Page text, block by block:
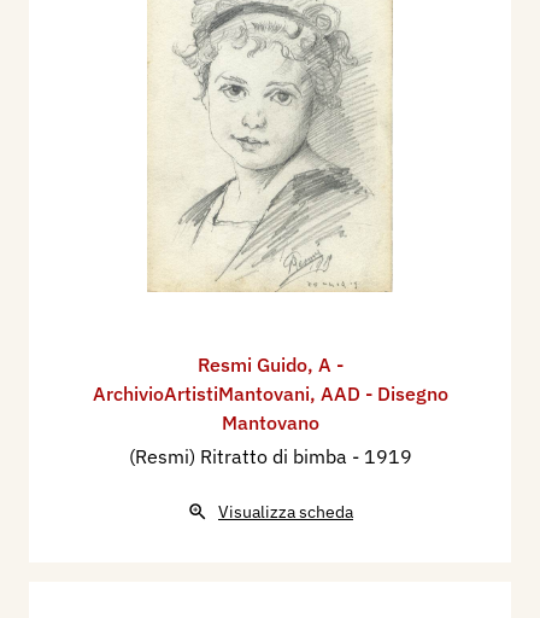
Resmi Guido, A -
ArchivioArtistiMantovani, AAD - Disegno
Mantovano
(Resmi) Ritratto di bimba - 1919
Visualizza scheda